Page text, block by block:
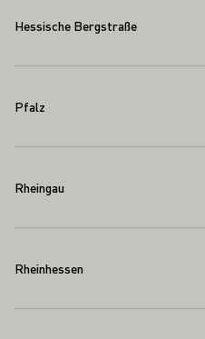
Hessische Bergstraße
Pfalz
Rheingau
Rheinhessen